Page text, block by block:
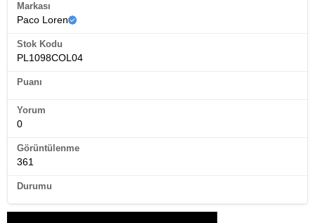
Markası
Paco Loren
Stok Kodu
PL1098COL04
Puanı
Yorum
0
Görüntülenme
361
Durumu